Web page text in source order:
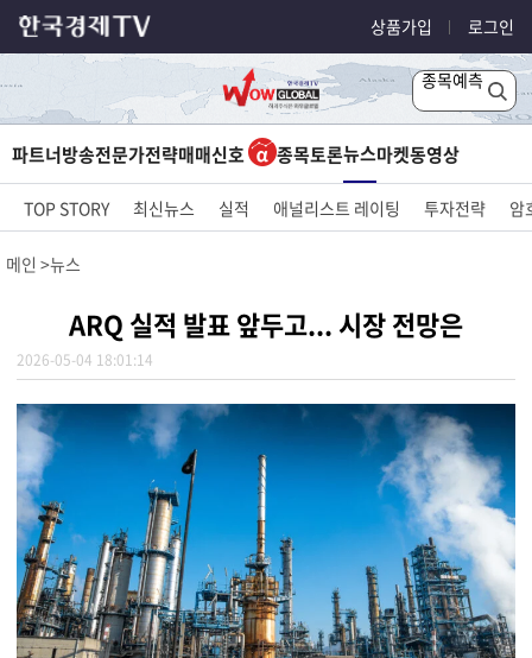
상품가입 로그인
종목예측
파트너방송전문가전략매매신호 종목토론뉴스마켓동영상
TOP STORY 최신뉴스 실적 애널리스트 레이팅 투자전략 암
메인 뉴스
ARQ 실적 발표 앞두고... 시장 전망은
2026-05-04 18:01:14